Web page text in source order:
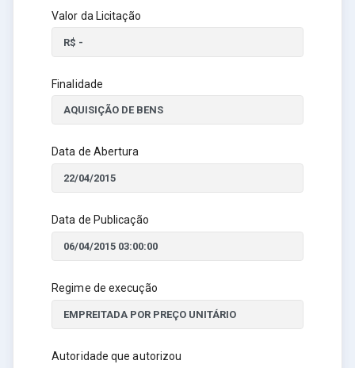
Valor da Licitação
Finalidade
Data de Abertura
Data de Publicação
Regime de execução
Autoridade que autorizou